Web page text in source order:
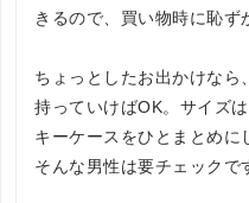
きるので、買い物時に恥ず
ちょっとしたお出かけなら
持っていけばOK。サイズ
キーケースをひとまとめに
そんな男性は要チェックで